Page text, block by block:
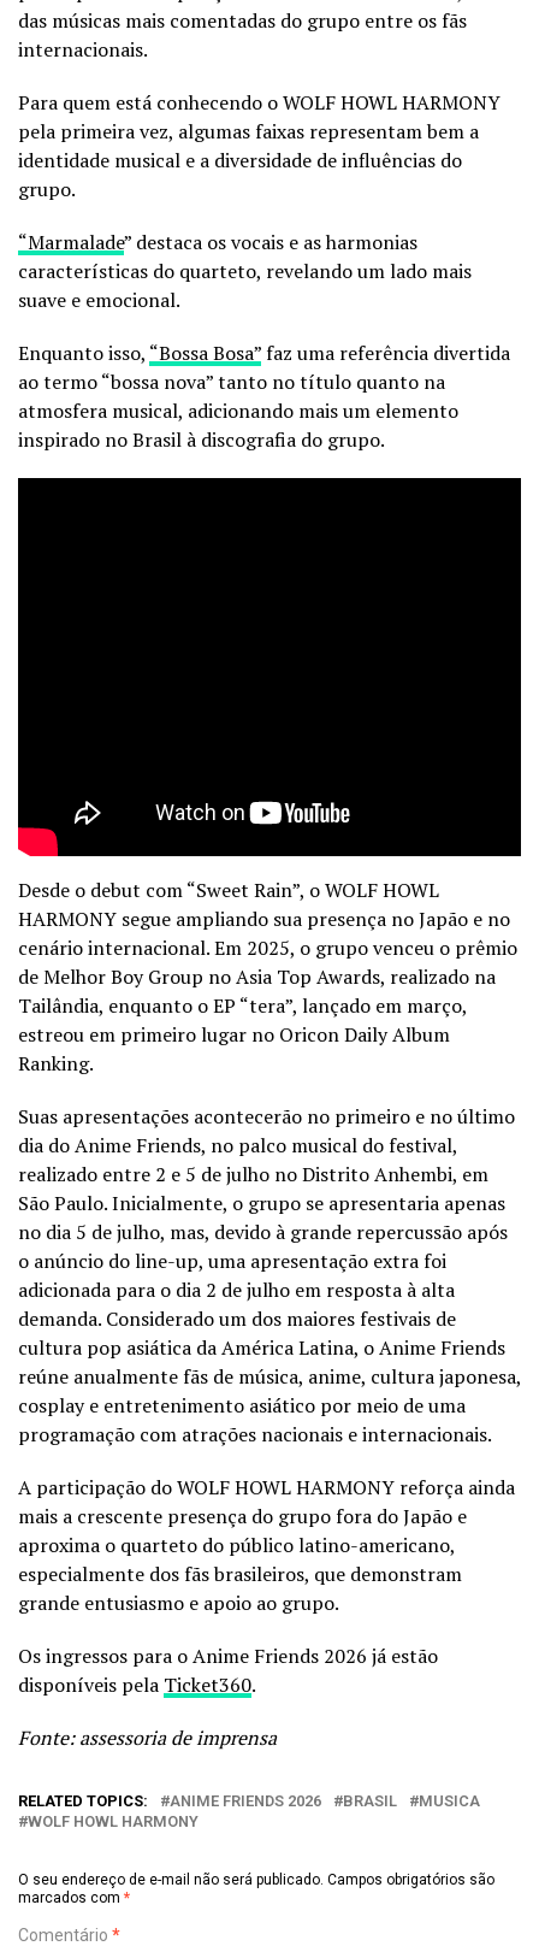
das músicas mais comentadas do grupo entre os fãs
internacionais.
Para quem está conhecendo o WOLF HOWL HARMONY
pela primeira vez, algumas faixas representam bem a
identidade musical e a diversidade de influências do
grupo.
“Marmalade” destaca os vocais e as harmonias
características do quarteto, revelando um lado mais
suave e emocional.
Enquanto isso, “Bossa Bosa”faz uma referência divertida
ao termo “bossa nova” tanto no título quanto na
atmosfera musical, adicionando mais um elemento
inspirado no Brasil à discografia do grupo.
Desde o debut com “Sweet Rain”, o WOLF HOWL
HARMONY segue ampliando sua presença no Japão e no
cenário internacional. Em 2025, o grupo venceu o prêmio
de Melhor Boy Group no Asia Top Awards, realizado na
Tailândia, enquanto o EP “tera”, lançado em março,
estreou em primeiro lugar no Oricon Daily Album
Ranking.
Suas apresentações acontecerão no primeiro e no último
dia do Anime Friends, no palco musical do festival,
realizado entre 2 e 5 de julho no Distrito Anhembi, em
São Paulo. Inicialmente, o grupo se apresentaria apenas
no dia 5 de julho, mas, devido à grande repercussão após
o anúncio do line-up, uma apresentação extra foi
adicionada para o dia 2 de julho em resposta à alta
demanda. Considerado um dos maiores festivais de
cultura pop asiática da América Latina, o Anime Friends
reúne anualmente fãs de música, anime, cultura japonesa,
cosplay e entretenimento asiático por meio de uma
programação com atrações nacionais e internacionais.
A participação do WOLF HOWL HARMONY reforça ainda
mais a crescente presença do grupo fora do Japão e
aproxima o quarteto do público latino-americano,
especialmente dos fãs brasileiros, que demonstram
grande entusiasmo e apoio ao grupo.
Os ingressos para o Anime Friends 2026 já estão
disponíveis pela Ticket360.
Fonte: assessoria de imprensa
RELATED TOPICS: ANIME FRIENDS 2026 BRASIL
MUSICA
WOLF HOWL HARMONY
O seu endereço de e-mail não será publicado. Campos obrigatórios são
marcados com *
Comentário *